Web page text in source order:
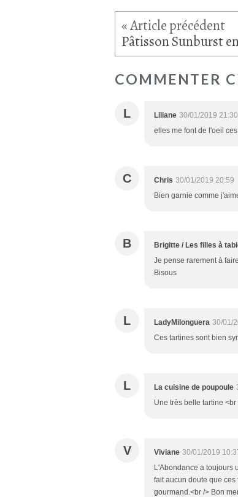
COMMENTER
L Liliane 30/01/2019 21:30
elles me font de l'oeil
C Chris 30/01/2019 20:59
Bien garnie comme
B Brigitte / Les filles à
Je pense rarement à
Bisous
L LadyMilonguera 30/01/
Ces tartines sont bien
L La cuisine de poupoule
Une très belle tartine
V Viviane 30/01/2019
L'Abondance a toujours
fait aucun doute que
gourmand.<br /> Bon